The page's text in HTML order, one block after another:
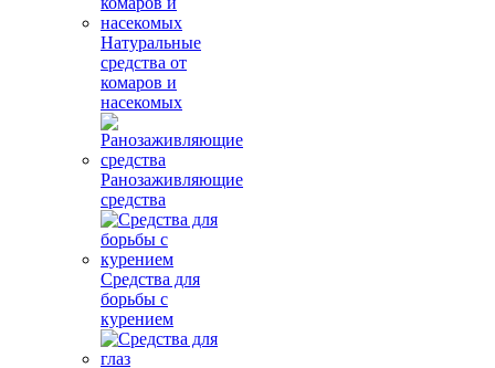
Натуральные
средства от
комаров и
насекомых
Ранозаживляющие
средства
Средства для
борьбы с
курением